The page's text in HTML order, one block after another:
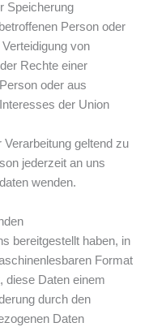
Speicherung
Person oder
von
Rechte einer
oder aus
der Union
geltend zu
jederzeit an uns
wenden.
bereitgestellt haben, in
Format
diese Daten einem
durch den
Daten